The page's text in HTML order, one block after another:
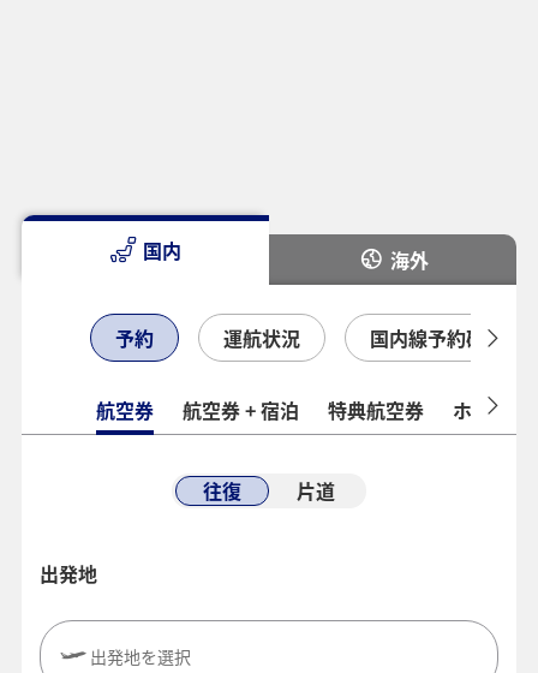
国内 海外
予約 運航状況 国内線予約確認
航空券 航空券 + 宿泊 特典航空券 ホテル
往復 片道
出発地
出発地を選択